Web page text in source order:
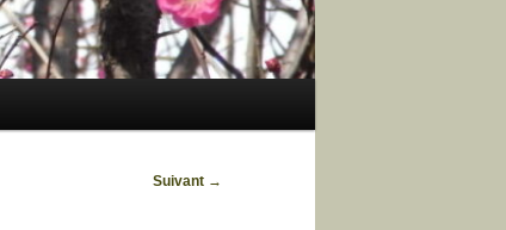
Suivant →